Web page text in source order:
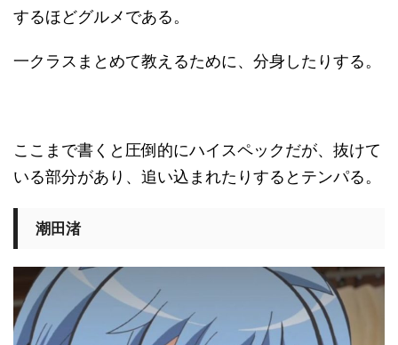
するほどグルメである。
一クラスまとめて教えるために、分身したりする。
ここまで書くと圧倒的にハイスペックだが、抜けて
いる部分があり、追い込まれたりするとテンパる。
潮田渚